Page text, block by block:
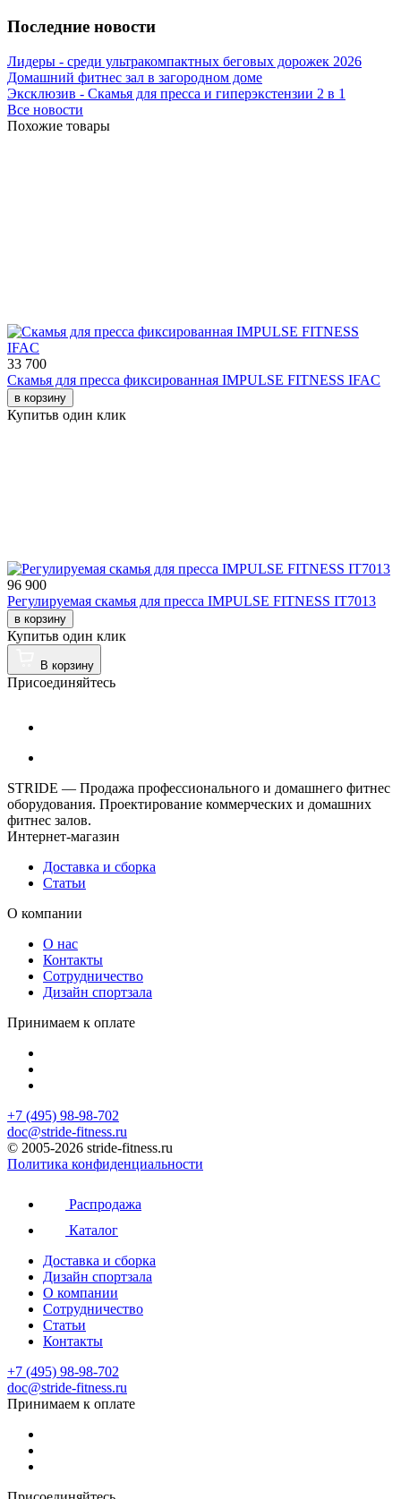
Последние новости
Лидеры - среди ультракомпактных беговых дорожек 2026
Домашний фитнес зал в загородном доме
Эксклюзив - Скамья для пресса и гиперэкстензии 2 в 1
Все новости
Похожие товары
33 700
Скамья для пресса фиксированная IMPULSE FITNESS IFAC
в корзину
Купитьв один клик
96 900
Регулируемая скамья для пресса IMPULSE FITNESS IT7013
в корзину
Купитьв один клик
В корзину
Присоединяйтесь
STRIDE — Продажа профессионального и домашнего фитнес
оборудования. Проектирование коммерческих и домашних
фитнес залов.
Интернет-магазин
Доставка и сборка
Статьи
О компании
О нас
Контакты
Сотрудничество
Дизайн спортзала
Принимаем к оплате
+7 (495) 98-98-702
doc@stride-fitness.ru
© 2005-2026 stride-fitness.ru
Политика конфиденциальности
Распродажа
Каталог
Доставка и сборка
Дизайн спортзала
О компании
Сотрудничество
Статьи
Контакты
+7 (495) 98-98-702
doc@stride-fitness.ru
Принимаем к оплате